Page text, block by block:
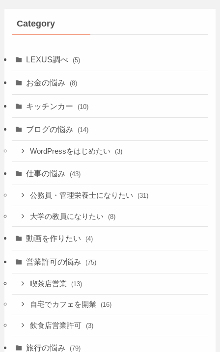
Category
LEXUS調べ (5)
お金の悩み (8)
キッチンカー (10)
ブログの悩み (14)
WordPressをはじめたい (3)
仕事の悩み (43)
公務員・管理栄養士になりたい (31)
大学の教員になりたい (8)
動画を作りたい (4)
営業許可の悩み (75)
喫茶店営業 (13)
自宅でカフェを開業 (16)
飲食店営業許可 (3)
旅行の悩み (79)